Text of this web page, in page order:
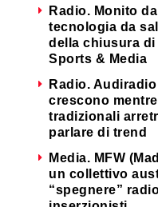
Radio. Monito
tecnologia da
della chiusura
Sports & Media
Radio.
crescono
tradizionali
parlare di trend
Media. MFW
un collettivo
“spegnere”